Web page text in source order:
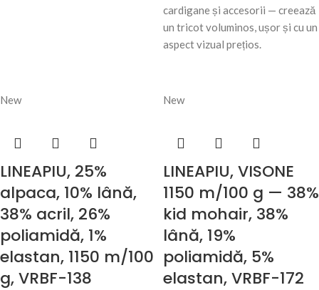
cardigane și accesorii — creează
un tricot voluminos, ușor și cu un
aspect vizual prețios.
New
LINEAPIU, 25%
alpaca, 10% lână,
38% acril, 26%
poliamidă, 1%
elastan, 1150 m/100
g, VRBF-138
New
LINEAPIU, VISONE
1150 m/100 g — 38%
kid mohair, 38%
lână, 19%
poliamidă, 5%
elastan, VRBF-172